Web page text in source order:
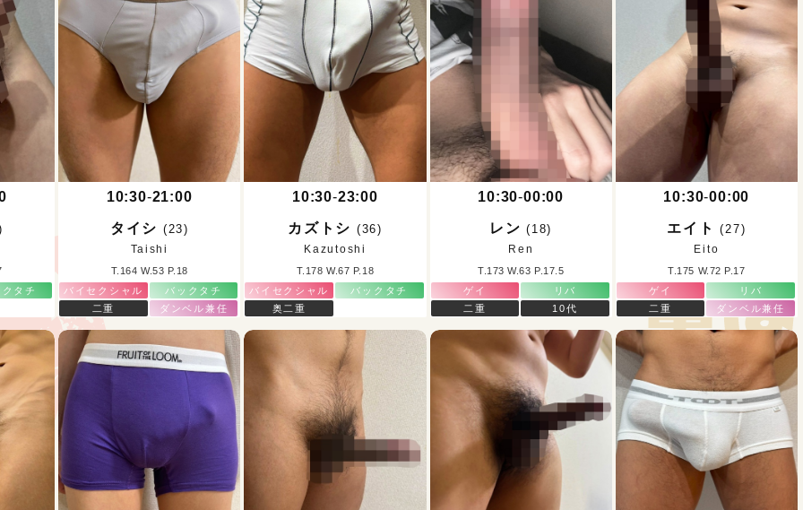
お知らせ 2026.07.11（土）[15:44]
タチ
10:30-21:00
タイシ (23)
Taishi
T.164 W.53 P.18
バイセクシャル
バックタチ
二重
ダンベル兼任
10:30-23:00
カズトシ (36)
Kazutoshi
T.178 W.67 P.18
バイセクシャル
バックタチ
奥二重
10:30-00:00
レン (18)
Ren
T.173 W.63 P.17.5
ゲイ
リバ
二重
10代
10:30-00:00
エイト (27)
Eito
T.175 W.72 P.17
ゲイ
リバ
二重
ダンベル兼任